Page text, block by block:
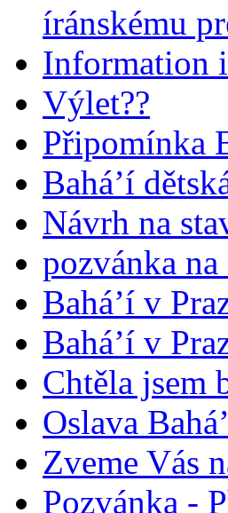
íránskému
Information
Výlet??
Připomínka
Bahá’í
Návrh na
pozvánka
Bahá’í v
Bahá’í v
Chtěla jsem
Oslava
Zveme Vás
Pozvánka -